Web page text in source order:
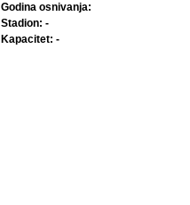
Godina osnivanja:
Stadion: -
Kapacitet: -